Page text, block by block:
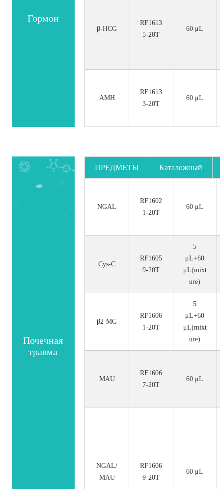
Гормон
β-HCG
RF1613
5-20T
60 μL
AMH
RF1613
3-20T
60 μL
Почечная
травма
ПРЕДМЕТЫ Каталожный
NGAL
RF1602
1-20T
60 μL
Cys-C
RF1605
9-20T
5
μL+60
μL(mixt
ure)
β2-MG
RF1606
1-20T
5
μL+60
μL(mixt
ure)
MAU
RF1606
7-20T
60 μL
NGAL/
MAU
RF1606
9-20T
60 μL